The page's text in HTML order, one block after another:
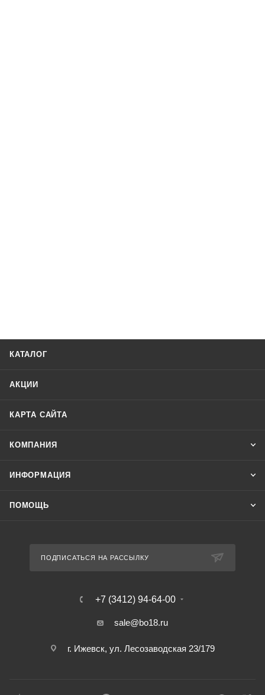
КАТАЛОГ
АКЦИИ
КАРТА САЙТА
КОМПАНИЯ
ИНФОРМАЦИЯ
ПОМОЩЬ
ПОДПИСАТЬСЯ НА РАССЫЛКУ
+7 (3412) 94-64-00
sale@bo18.ru
г. Ижевск, ул. Лесозаводская 23/179